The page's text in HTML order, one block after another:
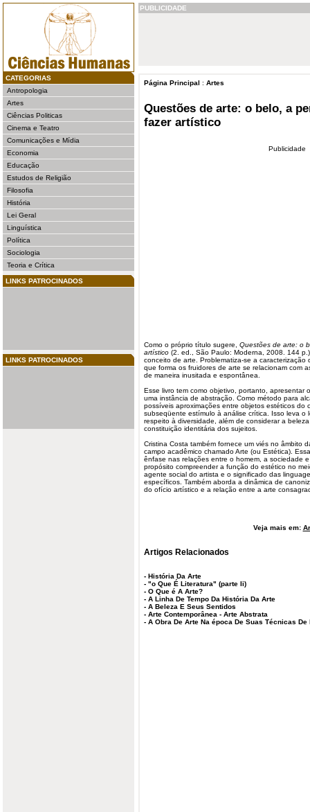
CATEGORIAS
Antropologia
Artes
Ciências Politicas
Cinema e Teatro
Comunicações e Mídia
Economia
Educação
Estudos de Religião
Filosofia
História
Lei Geral
Linguística
Política
Sociologia
Teoria e Crítica
LINKS PATROCINADOS
LINKS PATROCINADOS
PUBLICIDADE
Página Principal : Artes
Questões de arte: o belo, a
fazer artístico
Publicidade
Como o próprio título sugere, Questões de arte: o
artístico (2. ed., São Paulo: Moderna, 2008. 144
conceito de arte. Problematiza-se a
que forma os fruidores de arte se relacionam com
de maneira inusitada e espontânea.
Esse livro tem como objetivo , portanto, apresentar
uma instância de abstração. Como método para
possíveis aproximações entre objetos estéticos do
subseqüente estímulo à análise crítica. Isso leva o
respeito à diversidade, além de considerar a
constituição identitária dos sujeitos.
Cristina Costa também fornece um viés no âmbito
campo acadêmico chamado Arte (ou Estética).
ênfase nas relações entre o homem, a sociedade
propósito compreender a função do estético no
agente social do artista e o significado das
específicos. Também aborda a dinâmica de
do ofício artístico e a relação entre a arte
Veja mais em:
Artigos Relacionados
- História Da Arte
- "o Que É Literatura" (parte Ii)
- O Que é A Arte?
- A Linha De Tempo Da História Da Arte
- A Beleza E Seus Sentidos
- Arte Contemporânea - Arte Abstrata
- A Obra De Arte Na época De Suas Técnicas De